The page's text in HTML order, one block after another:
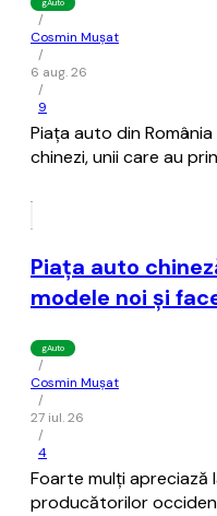
gAuto
/
Cosmin Mușat
/
6 aug. 26
/
9
Piaţa auto din
chinezi, unii care au
Piaţa auto
modele noi şi
gAuto
/
Cosmin Mușat
/
27 iul. 26
/
4
Foarte mulţi
producătorilor